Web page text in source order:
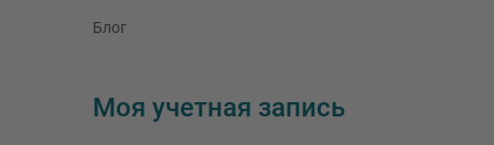
Блог
Моя учетная запись